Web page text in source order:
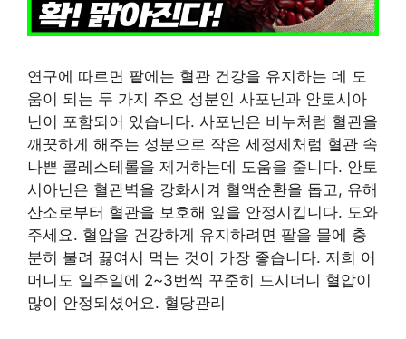
연구에 따르면 팥에는 혈관 건강을 유지하는 데 도
움이 되는 두 가지 주요 성분인 사포닌과 안토시아
닌이 포함되어 있습니다. 사포닌은 비누처럼 혈관을
깨끗하게 해주는 성분으로 작은 세정제처럼 혈관 속
나쁜 콜레스테롤을 제거하는데 도움을 줍니다. 안토
시아닌은 혈관벽을 강화시켜 혈액순환을 돕고, 유해
산소로부터 혈관을 보호해 잎을 안정시킵니다. 도와
주세요. 혈압을 건강하게 유지하려면 팥을 물에 충
분히 불려 끓여서 먹는 것이 가장 좋습니다. 저희 어
머니도 일주일에 2~3번씩 꾸준히 드시더니 혈압이
많이 안정되셨어요. 혈당관리